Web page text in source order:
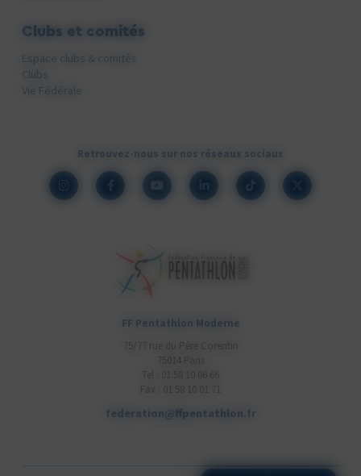
FF Pentathlon Moderne
federation@ffpentathlon.fr
Clubs et comités
Espace clubs & comités
Clubs
Vie Fédérale
Retrouvez-nous sur nos réseaux sociaux